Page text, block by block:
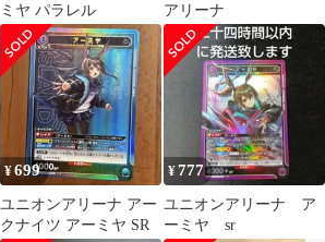
ミヤ パラレル
アリーナ
¥699
ユニオンアリーナ アー
クナイツ アーミヤ SR
¥777
ユニオンアリーナ ア
ーミヤ sr